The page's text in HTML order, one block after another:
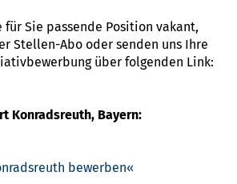
Sie passende Position vakant,
Stellen-Abo oder senden uns Ihre
über folgenden Link:
Konradsreuth, Bayern:
bewerben